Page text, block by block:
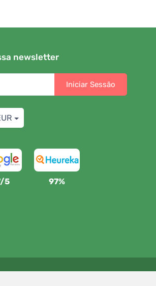
newsletter
Iniciar Sessão
5 97%